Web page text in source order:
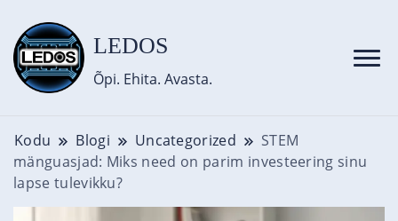
LEDOS
Õpi. Ehita. Avasta.
Kodu Blogi Uncategorized
STEM
mänguasjad: Miks need on parim investeering sinu
lapse tulevikku?